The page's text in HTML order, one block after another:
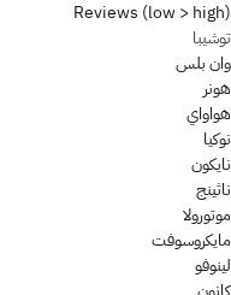
Reviews (low > high)
توشيبا
وان بلس
هونر
هواواي
نوكيا
نايكون
ناثينج
موتورولا
مايكروسوفت
لينوفو